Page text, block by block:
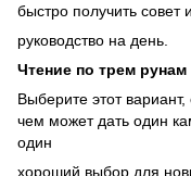
быстро получить совет
руководство на день.
Чтение по трем рунам
Выберите этот
чем может дать один
один
хороший выбор для